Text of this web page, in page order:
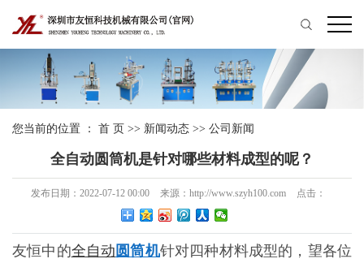
您当前的位置 ： 首 页 >> 新闻动态 >> 公司新闻
全自动圆筒机是针对哪些材料成型的呢？
发布日期： 2022-07-12 00:00 来源： http://www.szyh100.com 点击：
友恒中的全自动 圆筒机针对四种材料成型的，望各位